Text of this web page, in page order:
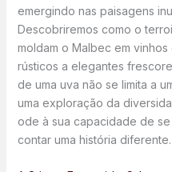
emergindo nas paisagens
Descobriremos como o
moldam o Malbec em
rústicos a elegantes
de uma uva não se limita a
uma exploração da
ode à sua capacidade de
contar uma história diferente.